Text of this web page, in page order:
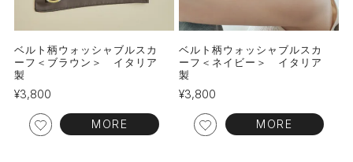
ベルト柄ウォッシャブルスカ
ーフ＜ブラウン＞ イタリア
製
¥3,800
MORE
ベルト柄ウォッシャブルスカ
ーフ＜ネイビー＞ イタリア
製
¥3,800
MORE